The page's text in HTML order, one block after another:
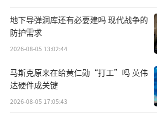
地下导弹洞库还有必要建吗 现代战争的
防护需求
2026-08-05 13:02:44
马斯克原来在给黄仁勋“打工”吗 英伟
达硬件成关键
2026-08-05 17:05:43